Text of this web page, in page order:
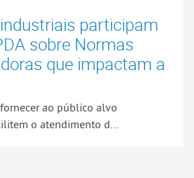
participam
sobre Normas
que impactam a
ao público alvo
o atendimento d...